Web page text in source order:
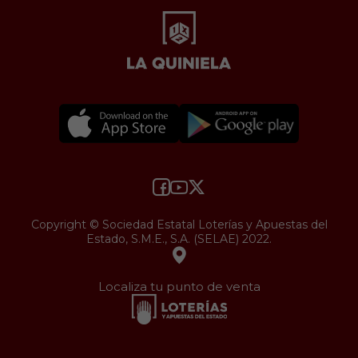
Copyright © Sociedad Estatal Loterías y Apuestas del
Estado, S.M.E., S.A. (SELAE) 2022.
Localiza tu punto de venta